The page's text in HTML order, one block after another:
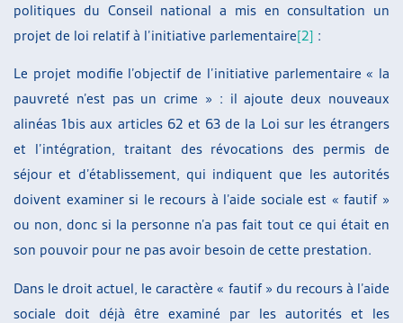
politiques du Conseil national a mis en consultation un
projet de loi relatif à l’initiative parlementaire[2] :
Le projet modifie l’objectif de l’initiative parlementaire « la
pauvreté n’est pas un crime » : il ajoute deux nouveaux
alinéas 1bis aux articles 62 et 63 de la Loi sur les étrangers
et l’intégration, traitant des révocations des permis de
séjour et d’établissement, qui indiquent que les autorités
doivent examiner si le recours à l’aide sociale est « fautif »
ou non, donc si la personne n’a pas fait tout ce qui était en
son pouvoir pour ne pas avoir besoin de cette prestation.
Dans le droit actuel, le caractère « fautif » du recours à l’aide
sociale doit déjà être examiné par les autorités et les